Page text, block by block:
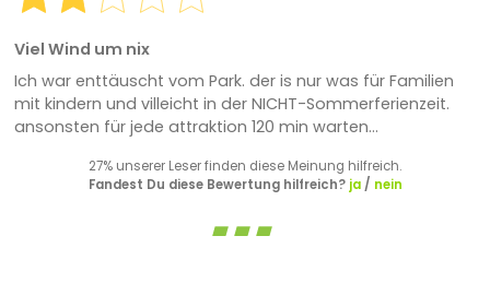
Viel Wind um nix
Ich war enttäuscht vom Park. der is nur was für Familien
mit kindern und villeicht in der NICHT-Sommerferienzeit.
ansonsten für jede attraktion 120 min warten...
27% unserer Leser finden diese Meinung hilfreich.
Fandest Du diese Bewertung hilfreich? ja/ nein